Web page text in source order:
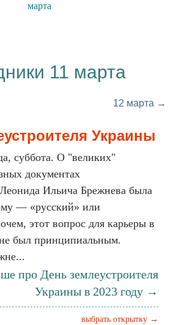
марта
11 марта
12 марта →
Украины
суббота. О "великих"
документах
Ильича Брежнева была
— «русский» или
этот вопрос для карьеры в
был принципиальным.
про День землеустроителя
Украины в 2023 году →
выбрать открытку →